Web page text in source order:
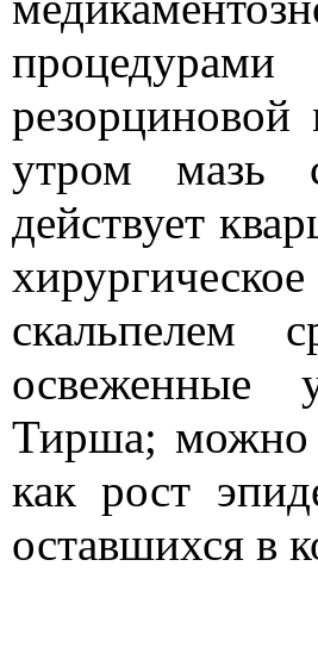
утром мазь
действует
скальпелем
освеженные
Тирша; можно
как рост
оставшихся в